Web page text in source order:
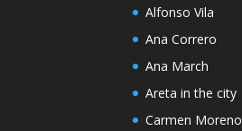
Alfonso Vila
Ana Correro
Ana March
Areta in the city
Carmen Moreno